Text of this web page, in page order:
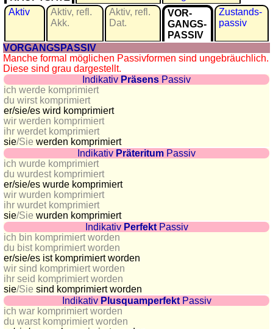
Fahrradtouren
Reisewortschatz
Geografie
Küstenquiz
Geografiequiz
Länderquiz
Flüsse-
und
Städtequiz
Flaggen-,
Wappen-
und
Münzenquiz
Städte-
und
Länderquiz
weitere
Spiele
Gehirntraining
Rechentrainer
Puzzle
Quiz
Aktiv
Aktiv, refl.
Akk.
Aktiv, refl.
Dat.
VOR­
GANGS­
PASSIV
Zu­stands­
passiv
VORGANGSPASSIV
Manche formal möglichen Passivformen sind ungebräuchlich.
Diese sind grau dargestellt.
Indikativ Präsens Passiv
ich werde komprimiert
du wirst komprimiert
er/sie/es wird komprimiert
wir werden komprimiert
ihr werdet komprimiert
sie/Sie werden komprimiert
Indikativ Präteritum Passiv
ich wurde komprimiert
du wurdest komprimiert
er/sie/es wurde komprimiert
wir wurden komprimiert
ihr wurdet komprimiert
sie/Sie wurden komprimiert
Indikativ PerfektPassiv
ich bin komprimiert worden
du bist komprimiert worden
er/sie/es ist komprimiert worden
wir sind komprimiert worden
ihr seid komprimiert worden
sie/Sie sind komprimiert worden
Indikativ PlusquamperfektPassiv
ich war komprimiert worden
du warst komprimiert worden